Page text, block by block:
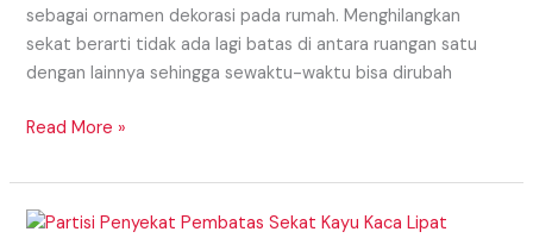
sebagai ornamen dekorasi pada rumah. Menghilangkan
sekat berarti tidak ada lagi batas di antara ruangan satu
dengan lainnya sehingga sewaktu-waktu bisa dirubah
Read More »
Model